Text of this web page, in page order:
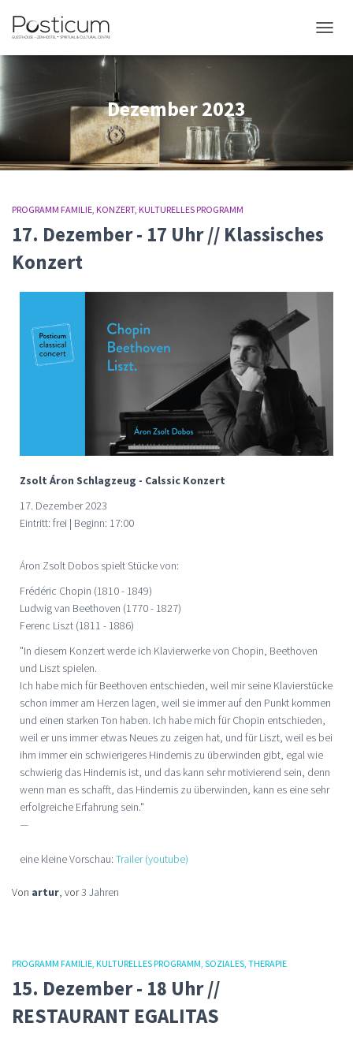
Dezember 2023
PROGRAMM FAMILIE KONZERT KULTURELLES PROGRAMM
17. Dezember - 17 Uhr // Klassisches
Konzert
Zsolt Áron Schlagzeug - Calssic Konzert
17. Dezember 2023
Eintritt: frei | Beginn: 17:00
Áron Zsolt Dobos spielt Stücke von:
Frédéric Chopin (1810 - 1849)
Ludwig van Beethoven (1770 - 1827)
Ferenc Liszt (1811 - 1886)
"In diesem Konzert werde ich Klavierwerke von Chopin, Beethoven
und Liszt spielen.
Ich habe mich für Beethoven entschieden, weil mir seine Klavierstücke
schon immer am Herzen lagen, weil sie immer auf den Punkt kommen
und einen starken Ton haben. Ich habe mich für Chopin entschieden,
weil er uns immer etwas Neues zu zeigen hat, und für Liszt, weil es bei
ihm immer ein schwierigeres Hindernis zu überwinden gibt, egal wie
schwierig das Hindernis ist, und das kann sehr motivierend sein, denn
wenn man es schafft, das Hindernis zu überwinden, kann es eine sehr
erfolgreiche Erfahrung sein."
—
eine kleine Vorschau: Trailer (youtube)
Von artur, vor3 Jahren
PROGRAMM FAMILIE KULTURELLES PROGRAMM SOZIALES THERAPIE
15. Dezember - 18 Uhr //
RESTAURANT EGALITAS